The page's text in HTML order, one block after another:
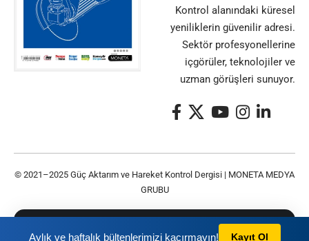
TAMAM
Kontrol alanındaki küresel
yeniliklerin güvenilir adresi.
Sektör profesyonellerine
içgörüler, teknolojiler ve
uzman görüşleri sunuyor.
© 2021–2025 Güç Aktarım ve Hareket Kontrol Dergisi | MONETA MEDYA
GRUBU
Aylık ve haftalık bültenlerimizi kaçırmayın! Kayıt Ol